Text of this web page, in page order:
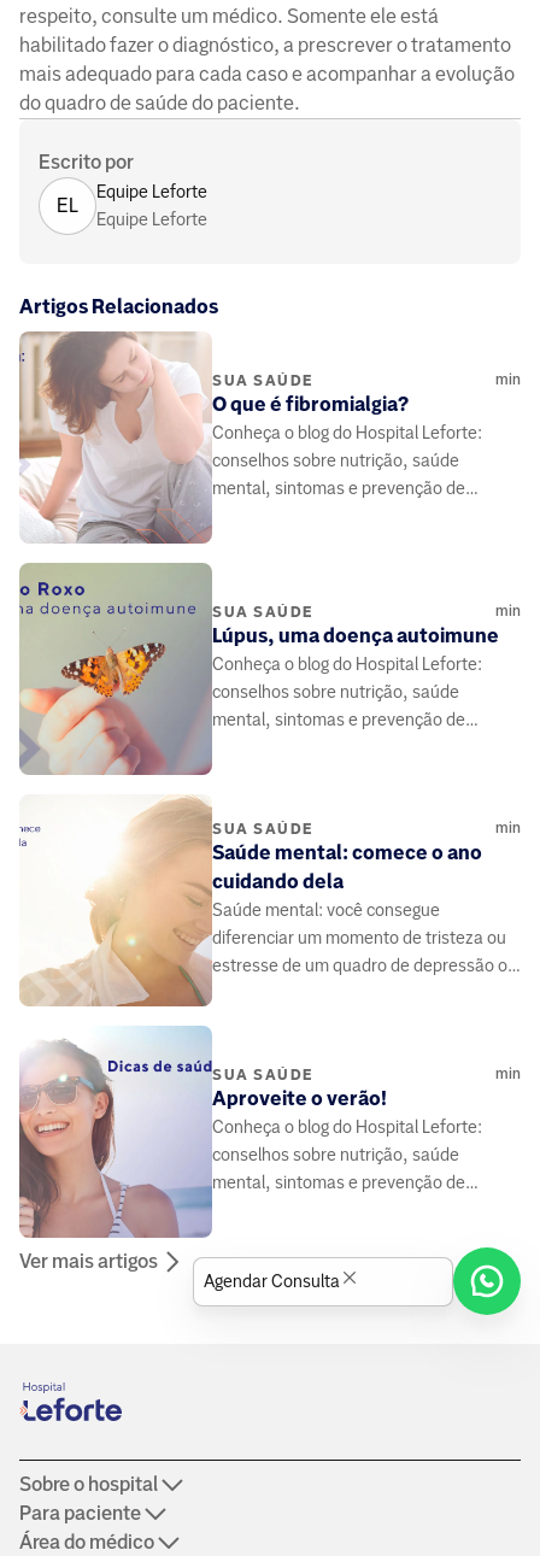
respeito, consulte um médico. Somente ele está
habilitado fazer o diagnóstico, a prescrever o tratamento
mais adequado para cada caso e acompanhar a evolução
do quadro de saúde do paciente.
Escrito por
EL
Equipe Leforte
Equipe Leforte
Artigos Relacionados
SUA SAÚDE min
O que é fibromialgia?
Conheça o blog do Hospital Leforte:
conselhos sobre nutrição, saúde
mental, sintomas e prevenção de
SUA SAÚDE min
Lúpus, uma doença autoimune
Conheça o blog do Hospital Leforte:
conselhos sobre nutrição, saúde
mental, sintomas e prevenção de
SUA SAÚDE min
Saúde mental: comece o ano
cuidando dela
Saúde mental: você consegue
diferenciar um momento de tristeza ou
estresse de um quadro de depressão ou
SUA SAÚDE min
Aproveite o verão!
Conheça o blog do Hospital Leforte:
conselhos sobre nutrição, saúde
mental, sintomas e prevenção de
Ver mais artigos
Sobre o hospital
Para paciente
Área do médico
Agendar Consulta